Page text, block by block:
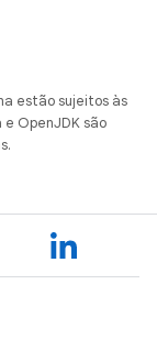
estão sujeitos às
e OpenJDK são